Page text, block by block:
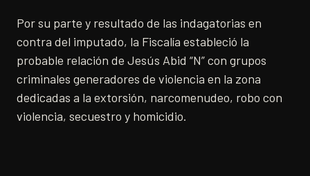
Por su parte y resultado de las indagatorias en
contra del imputado, la Fiscalía estableció la
probable relación de Jesús Abid “N” con grupos
criminales generadores de violencia en la zona
dedicadas a la extorsión, narcomenudeo, robo con
violencia, secuestro y homicidio.